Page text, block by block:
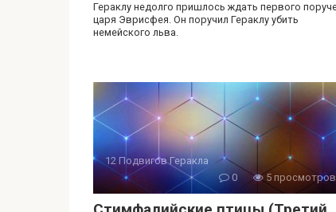
Гераклу недолго пришлось ждать первого
царя Эврисфея. Он поручил Гераклу убить
немейского льва.
12 Подвигов Геракла
0
5 просмотров